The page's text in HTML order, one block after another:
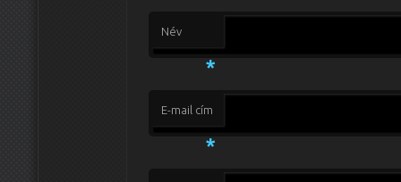
Név
*
E-mail cím
*